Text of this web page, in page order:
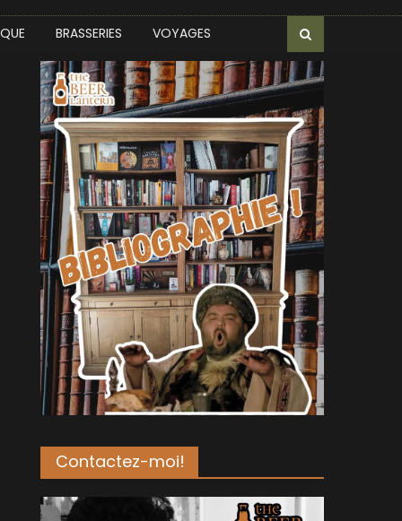
BRASSERIES VOYAGES
Contactez-moi!